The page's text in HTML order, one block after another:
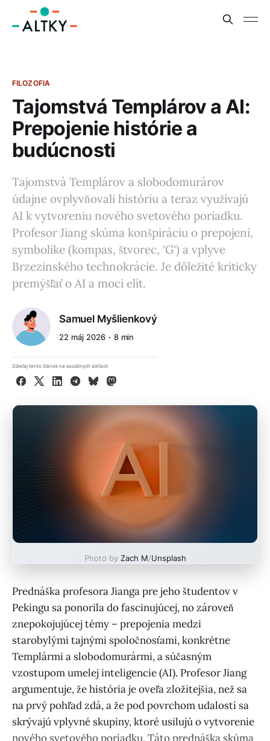
FILOZOFIA
Tajomstvá Templárov a AI:
Prepojenie histórie a
budúcnosti
Tajomstvá Templárov a slobodomurárov
údajne ovplyvňovali históriu a teraz využívajú
AI k vytvoreniu nového svetového poriadku.
Profesor Jiang skúma konšpiráciu o prepojení,
symbolike (kompas, štvorec, 'G') a vplyve
Brzezinského technokrácie. Je dôležité kriticky
premýšľať o AI a moci elít.
Samuel Myšlienkový
22 máj 2026 8 min
Zdieľaj tento článok na sociálnych sieťach
Facebook
X LinkedInTelegram
BlueskyMastodon
Photo by Zach M/Unsplash
Prednáška profesora Jianga pre jeho študentov v
Pekingu sa ponorila do fascinujúcej, no zároveň
znepokojujúcej témy – prepojenia medzi
starobylými tajnými spoločnosťami, konkrétne
Templármi a slobodomurármi, a súčasným
vzostupom umelej inteligencie (AI). Profesor Jiang
argumentuje, že história je oveľa zložitejšia, než sa
na prvý pohľad zdá, a že pod povrchom udalostí sa
skrývajú vplyvné skupiny, ktoré usilujú o vytvorenie
nového svetového poriadku. Táto prednáška skúma